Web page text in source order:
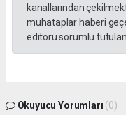
kanallarından
muhataplar haberi
editörü sorumlu
Okuyucu Yorumları (0)